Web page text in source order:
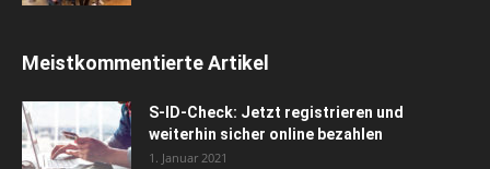
Meistkommentierte Artikel
S-ID-Check: Jetzt registrieren und
weiterhin sicher online bezahlen
1. Januar 2021